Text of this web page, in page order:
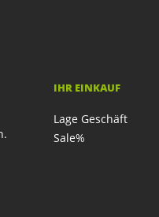
IHR EINKAUF
Lage Geschäft
Sale%